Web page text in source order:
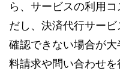
ら、サービスの利用
だし、決済代行サー
確認できない場合が
料請求や問い合わせ